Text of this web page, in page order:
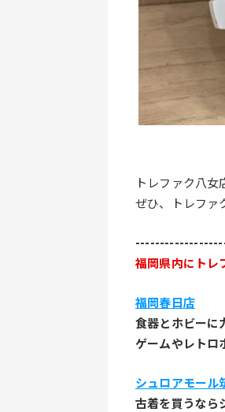
トレファク八女
ぜひ、トレファ
福岡県内にトレ
福岡春日店
食器とホビーに
ゲームやレトロ
シュロアモール
古着を買うなら